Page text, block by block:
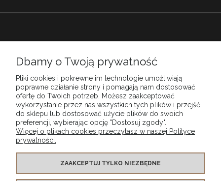
Babiarnia
Obsługa klienta
Moje konto
Dbamy o Twoją prywatność
Pliki cookies i pokrewne im technologie umożliwiają
poprawne działanie strony i pomagają nam dostosować
ofertę do Twoich potrzeb. Możesz zaakceptować
wykorzystanie przez nas wszystkich tych plików i przejść
do sklepu lub dostosować użycie plików do swoich
preferencji, wybierając opcję "Dostosuj zgody".
Więcej o plikach cookies przeczytasz w naszej Polityce
prywatności.
ZAAKCEPTUJ TYLKO NIEZBĘDNE